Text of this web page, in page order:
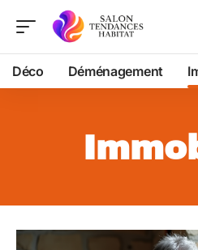
Déco Déménagement